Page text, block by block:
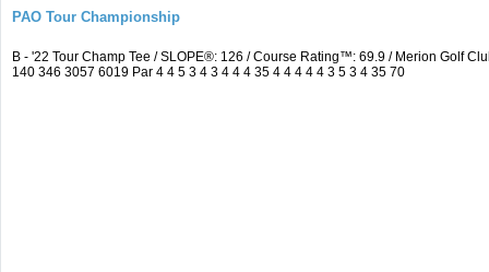
PAO Tour Championship
B - '22 Tour Champ Tee / SLOPE®: 126 / Course Rating™: 69.9 / Merion Golf
140 346 3057 6019 Par 4 4 5 3 4 3 4 4 4 35 4 4 4 4 4 3 5 3 4 35 70